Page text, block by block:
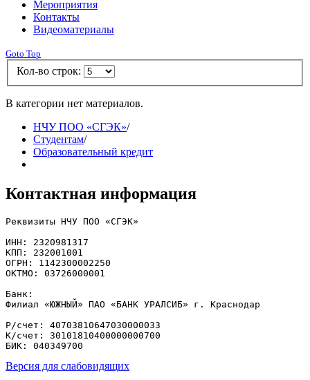
Мероприятия
Контакты
Видеоматериалы
Goto Top
Кол-во строк:
В категории нет материалов.
НЧУ ПОО «СГЭК»/
Студентам/
Образовательный кредит
Контактная информация
Реквизиты НЧУ ПОО «СГЭК»
ИНН: 2320981317
КПП: 232001001
ОГРН: 1142300002250
ОКТМО: 03726000001
Банк:
Филиал «ЮЖНЫЙ» ПАО «БАНК УРАЛСИБ» г. Краснодар
Р/счет: 40703810647030000033
К/счет: 30101810400000000700
БИК: 040349700
Версия для слабовидящих